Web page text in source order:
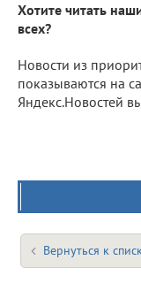
Хотите читать
всех?
Новости из
показываются на
Яндекс.Новостей
Вернуться к